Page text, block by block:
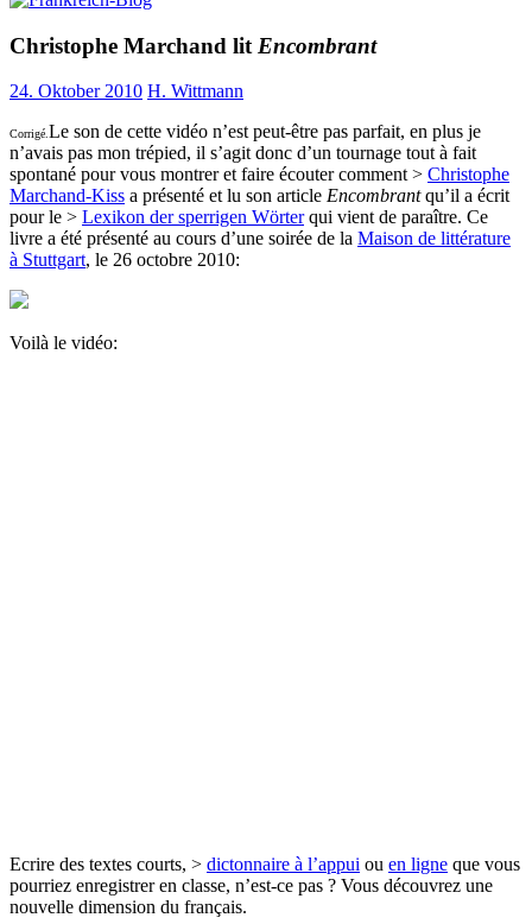
Christophe Marchand lit Encombrant
24. Oktober 2010 H. Wittmann
Corrigé.Le son de cette vidéo n’est peut-être pas parfait, en plus je
n’avais pas mon trépied, il s’agit donc d’un tournage tout à fait
spontané pour vous montrer et faire écouter comment > Christophe
Marchand-Kiss a présenté et lu son article Encombrantqu’il a écrit
pour le > Lexikon der sperrigen Wörterqui vient de paraître. Ce
livre a été présenté au cours d’une soirée de la Maison de littérature
à Stuttgart, le 26 octobre 2010:
Voilà le vidéo:
Ecrire des textes courts, > dictonnaire à l’appui ou en ligne que vous
pourriez enregistrer en classe, n’est-ce pas ? Vous découvrez une
nouvelle dimension du français.